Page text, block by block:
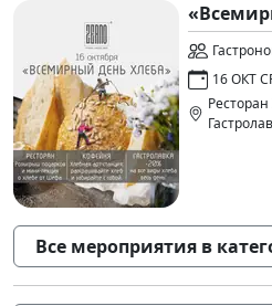
16 ОКТ
Все мероприятия в